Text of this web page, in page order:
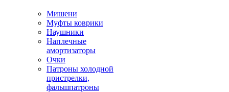
Мишени
Муфты коврики
Наушники
Наплечные
амортизаторы
Очки
Патроны холодной
пристрелки,
фальшпатроны